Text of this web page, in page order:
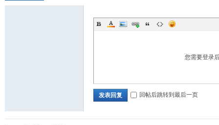
您需要登录
发表回复 回帖后跳转到最后一页